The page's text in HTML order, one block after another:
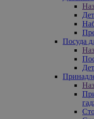
Посуда